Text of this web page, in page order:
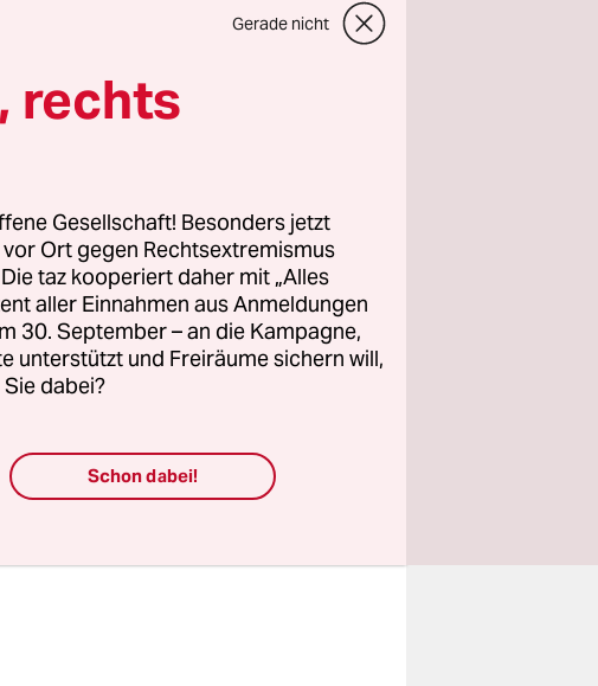
Die Fischer
ins Meer
zu kleine
die Studie
am
Gerade nicht
rechts
Gesellschaft! Besonders jetzt
Ort gegen Rechtsextremismus
taz kooperiert daher mit „Alles
aller Einnahmen aus Anmeldungen
30. September – an die Kampagne,
unterstützt und Freiräume sichern will,
dabei?
Schon dabei!